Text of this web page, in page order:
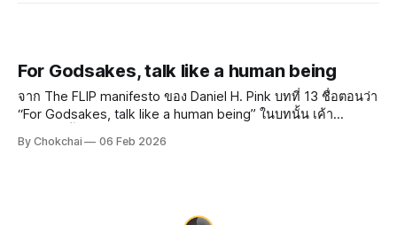
For Godsakes, talk like a human being
จาก The FLIP manifesto ของ Daniel H. Pink บทที่ 13 ชื่อตอนว่า
“For Godsakes, talk like a human being” ในบทนั้น เค้า
professional (ดูดี) เข้าไป จนกระทั่งภาษามันไม่เป็นธรรมชาติ
By Chokchai 06 Feb 2026